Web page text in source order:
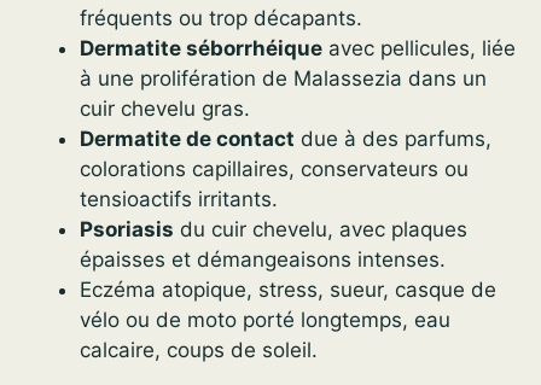
fréquents ou trop décapants.
Dermatite séborrhéique avec pellicules, liée
à une prolifération de Malassezia dans un
cuir chevelu gras.
Dermatite de contact due à des parfums,
colorations capillaires, conservateurs ou
tensioactifs irritants.
Psoriasis du cuir chevelu, avec plaques
épaisses et démangeaisons intenses.
Eczéma atopique, stress, sueur, casque de
vélo ou de moto porté longtemps, eau
calcaire, coups de soleil.